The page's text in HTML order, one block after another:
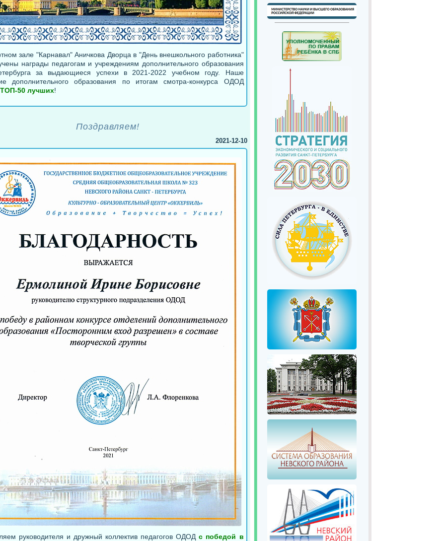
зале "Карнавал" Аничкова Дворца в "День внешкольного работника"
награды педагогам и учреждениям дополнительного образования
за выдающиеся успехи в 2021-2022 учебном году. Наше
дополнительного образования по итогам смотра-конкурса ОДОД
ТОП-50 лучших!
Поздравляем!
2021-12-10
руководителя и дружный коллектив педагогов ОДОДс победой в